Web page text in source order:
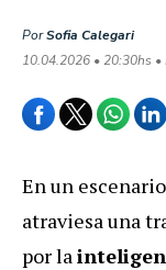
PorSofia Calegari
10.04.2026 • 20:30hs
En un
atraviesa una
por la